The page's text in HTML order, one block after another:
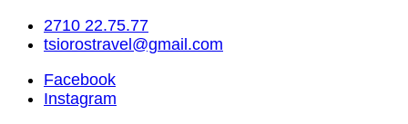
Skip 2710 22.75.77
tsiorostravel@gmail.com
Facebook
Instagram